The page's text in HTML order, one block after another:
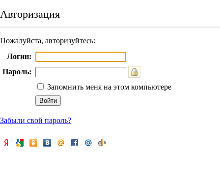
Авторизация
Пожалуйста, авторизуйтесь:
Логин:
Пароль:
Запомнить меня на этом компьютере
Забыли свой пароль?